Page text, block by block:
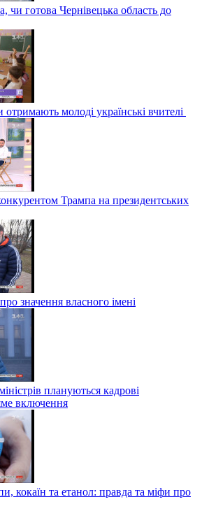
чи готова Чернівецька область до
отримають молоді українські вчителі
Трампа на президентських
значення власного імені
плануються кадрові
включення
кокаїн та етанол: правда та міфи про